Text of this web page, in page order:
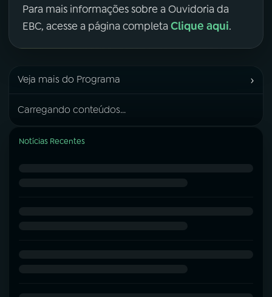
Para mais informações sobre a Ouvidoria da
EBC, acesse a página completa Clique aqui.
Veja mais do Programa ›
Carregando conteúdos...
Notícias Recentes